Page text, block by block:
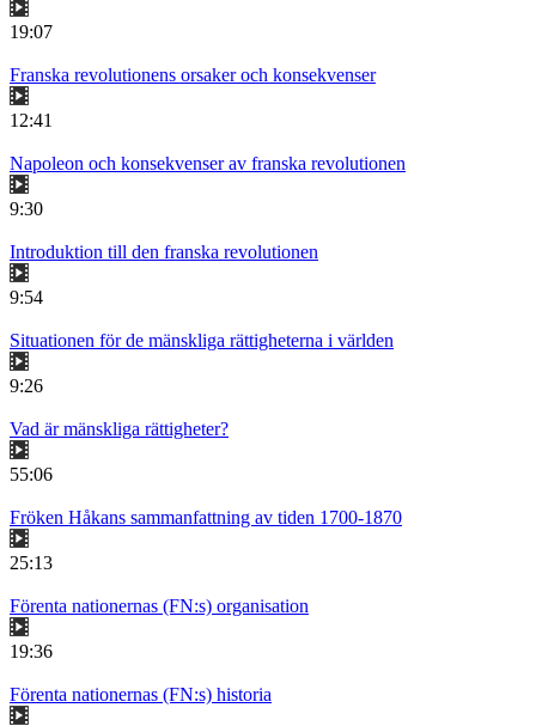
19:07
Franska revolutionens orsaker och konsekvenser
12:41
Napoleon och konsekvenser av franska revolutionen
9:30
Introduktion till den franska revolutionen
9:54
Situationen för de mänskliga rättigheterna i världen
9:26
Vad är mänskliga rättigheter?
55:06
Fröken Håkans sammanfattning av tiden 1700-1870
25:13
Förenta nationernas (FN:s) organisation
19:36
Förenta nationernas (FN:s) historia